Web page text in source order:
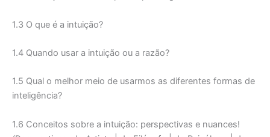
1.3 O que é a intuição?
1.4 Quando usar a intuição ou a razão?
1.5 Qual o melhor meio de usarmos as diferentes formas de
inteligência?
1.6 Conceitos sobre a intuição: perspectivas e nuances!